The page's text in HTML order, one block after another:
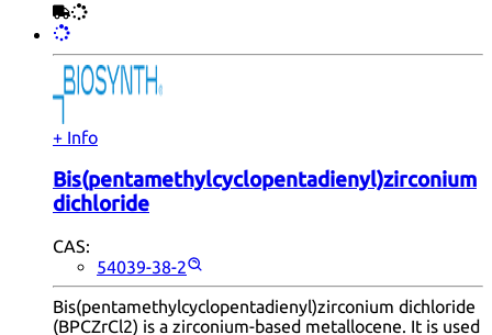
+ Info
Bis(pentamethylcyclopentadienyl)zirconium
dichloride
CAS:
54039-38-2
Bis(pentamethylcyclopentadienyl)zirconium dichloride
(BPCZrCl2) is a zirconium-based metallocene. It is used